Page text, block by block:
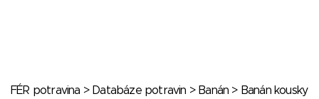
FÉR potravina > Databáze potravin > Banán > Banán kousky